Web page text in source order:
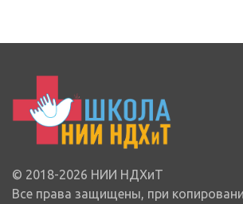
© 2018-2026 НИИ НДХиТ
Все права защищены, при